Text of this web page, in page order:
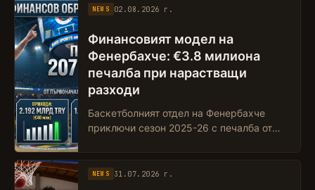
просто ...
NEWS 02.08.2026 г.
Финансовият модел на
Фенербахче: €3.8 милиона
печалба при нарастващи
разходи
Баскетболният отдел на Фенербахче
приключи сезон 2025-26 с печалба от
приблизително €3.8 милиона. Това не е
просто счетоводна ...
NEWS 31.07.2026 г.